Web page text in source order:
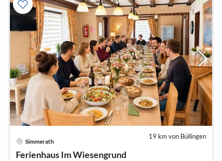
19 km von Büllingen
Simmerath
Ferienhaus Im Wiesengrund